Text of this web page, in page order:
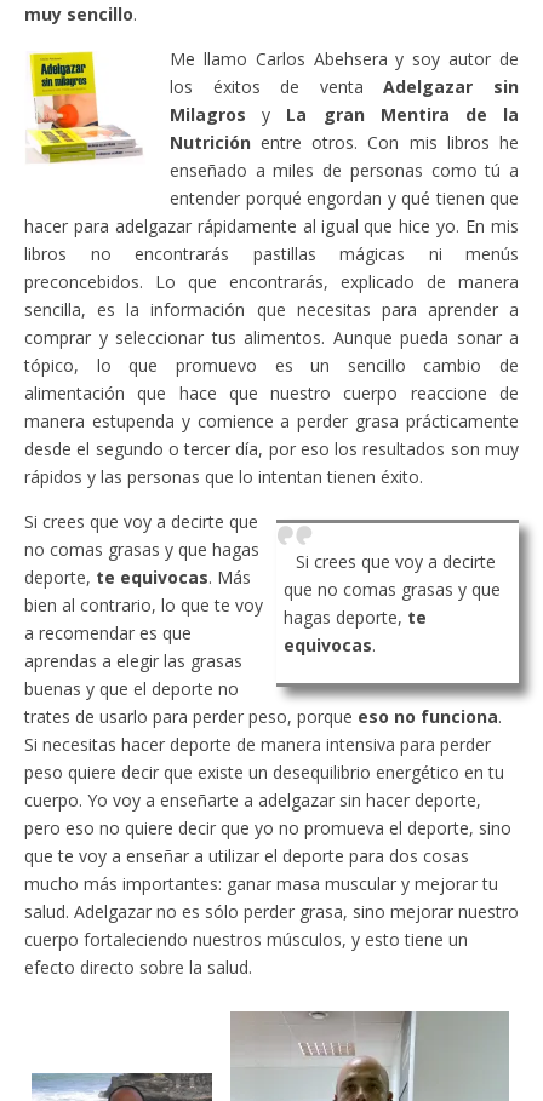
muy sencillo.
Me llamo Carlos Abehsera y soy autor de
los éxitos de ventaAdelgazar sin
Milagros y La gran Mentira de la
Nutrición entre otros. Con mis libros he
enseñado a miles de personas como tú a
entender porqué engordan y qué tienen que
hacer para adelgazar rápidamente al igual que hice yo. En mis
libros no encontrarás pastillas mágicas ni menús
preconcebidos. Lo que encontrarás, explicado de manera
sencilla, es la información que necesitas para aprender a
comprar y seleccionar tus alimentos. Aunque pueda sonar a
tópico, lo que promuevo es un sencillo cambio de
alimentación que hace que nuestro cuerpo reaccione de
manera estupenda y comience a perder grasa prácticamente
desde el segundo o tercer día, por eso los resultados son muy
rápidos y las personas que lo intentan tienen éxito.
Si crees que voy a decirte
que no comas grasas y que
hagas deporte, te
equivocas.
Si crees que voy a decirte que
no comas grasas y que hagas
deporte, te equivocas. Más
bien al contrario, lo que te voy
a recomendar es que
aprendas a elegir las grasas
buenas y que el deporte no
trates de usarlo para perder peso, porque eso no funciona.
Si necesitas hacer deporte de manera intensiva para perder
peso quiere decir que existe un desequilibrio energético en tu
cuerpo. Yo voy a enseñarte a adelgazar sin hacer deporte,
pero eso no quiere decir que yo no promueva el deporte, sino
que te voy a enseñar a utilizar el deporte para dos cosas
mucho más importantes: ganar masa muscular y mejorar tu
salud. Adelgazar no es sólo perder grasa, sino mejorar nuestro
cuerpo fortaleciendo nuestros músculos, y esto tiene un
efecto directo sobre la salud.